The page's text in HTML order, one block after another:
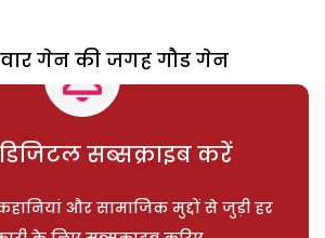
वार गेन की जगह गौड गेन
सब्सक्राइब करें
और सामाजिक मुद्दों से जुड़ी हर